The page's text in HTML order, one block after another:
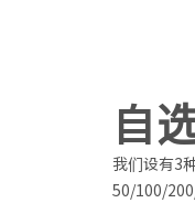
自
我们设有3
50/100/